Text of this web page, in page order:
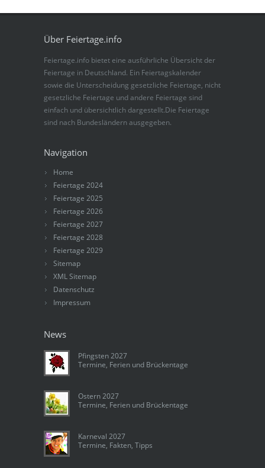
Über Feiertage.info
Feiertage.info bietet eine ausführliche Übersicht der
Feiertage in Deutschland. Ein Feiertagskalender
sowie die Unterscheidung gesetzliche Feiertage, nicht
gesetzliche Feiertage und andere Feiertage sind
einfach und übersichtlich dargestellt.Die Feiertage
sind nach Bundesländern ausgegeben.
Navigation
Home
Feiertage 2024
Feiertage 2025
Feiertage 2026
Feiertage 2027
Feiertage 2028
Feiertage 2029
Sitemap
XML Sitemap
Datenschutz
Impressum
News
Pfingsten 2027
Termine, Ferien und Brückentage
Ostern 2027
Termine, Ferien und Brückentage
Karneval 2027
Termine, Fakten, Tipps